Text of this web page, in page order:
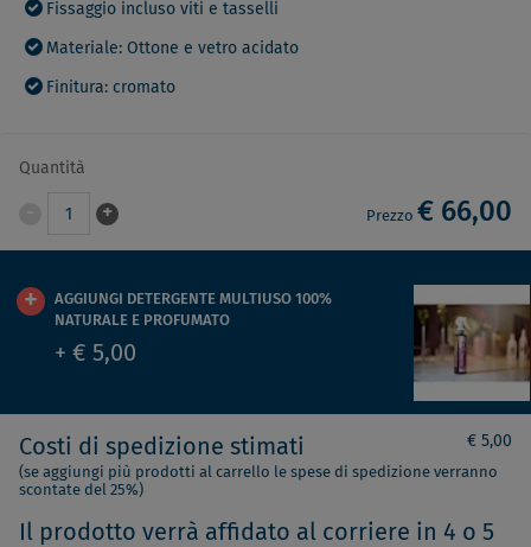
Fissaggio incluso viti e tasselli
Materiale: Ottone e vetro acidato
Finitura: cromato
Quantità
1 + Prezzo € 66,00
AGGIUNGI DETERGENTE MULTIUSO 100%
NATURALE E PROFUMATO
+ € 5,00
Costi di spedizione stimati € 5,00
(se aggiungi più prodotti al carrello le spese di spedizione verranno
scontate del 25%)
Il prodotto verrà affidato al corriere in 4 o 5